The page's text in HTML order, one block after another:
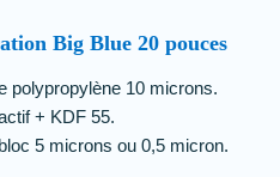
Big Blue 20 pouces
polypropylène 10 microns.
+ KDF 55.
5 microns ou 0,5 micron.